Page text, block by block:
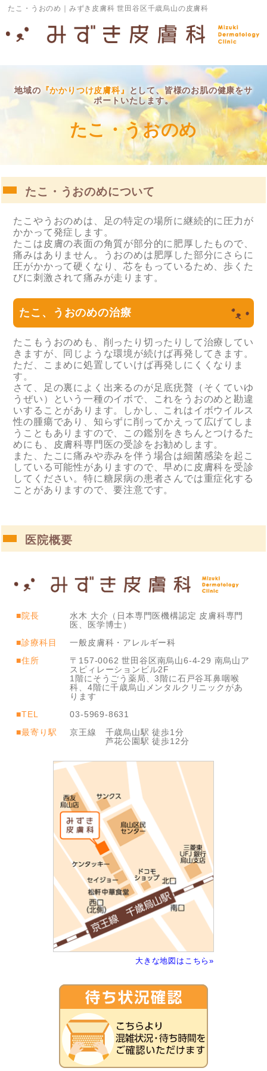
たこ・うおのめ｜みずき皮膚科 世田谷区千歳烏山の皮膚科
地域の 『かかりつけ皮膚科』
として、皆様のお肌の健康をサ
ポートいたします。
たこ・うおのめ
たこ・うおのめについて
たこやうおのめは、足の特定の場所に継続的に圧力が
かかって発症します。
たこは皮膚の表面の角質が部分的に肥厚したもので、
痛みはありません。うおのめは肥厚した部分にさらに
圧がかかって硬くなり、芯をもっているため、歩くた
びに刺激されて痛みが走ります。
たこ、うおのめの治療
たこもうおのめも、削ったり切ったりして治療してい
きますが、同じような環境が続けば再発してきます。
ただ、こまめに処置していけば再発しにくくなりま
す。
さて、足の裏によく出来るのが足底疣贅（そくていゆ
うぜい）という一種のイボで、これをうおのめと勘違
いすることがあります。しかし、これはイボウイルス
性の腫瘍であり、知らずに削ってかえって広げてしま
うこともありますので、この鑑別をきちんとつけるた
めにも、皮膚科専門医の受診をお勧めします。
また、たこに痛みや赤みを伴う場合は細菌感染を起こ
している可能性がありますので、早めに皮膚科を受診
してください。特に糖尿病の患者さんでは重症化する
ことがありますので、要注意です。
医院概要
■院長
水木 大介（日本専門医機構認定 皮膚科専門
医、医学博士）
■診療科目
一般皮膚科・アレルギー科
■住所
〒157-0062 世田谷区南烏山6-4-29 南烏山ア
スピィレーションビル2F
1階にそうごう薬局、3階に石戸谷耳鼻咽喉
科、4階に千歳烏山メンタルクリニックがあ
ります
■TEL
03-5969-8631
■最寄り駅
京王線 千歳烏山駅 徒歩1分
芦花公園駅 徒歩12分
大きな地図はこちら»